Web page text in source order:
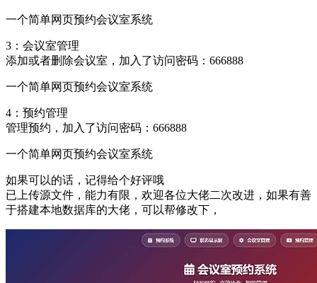
一个简单网页预约会议室系统
3：会议室管理
添加或者删除会议室，加入了访问密码：666888
一个简单网页预约会议室系统
4：预约管理
管理预约，加入了访问密码：666888
一个简单网页预约会议室系统
如果可以的话，记得给个好评哦
已上传源文件，能力有限，欢迎各位大佬二次改进，如果有善
于搭建本地数据库的大佬，可以帮修改下，